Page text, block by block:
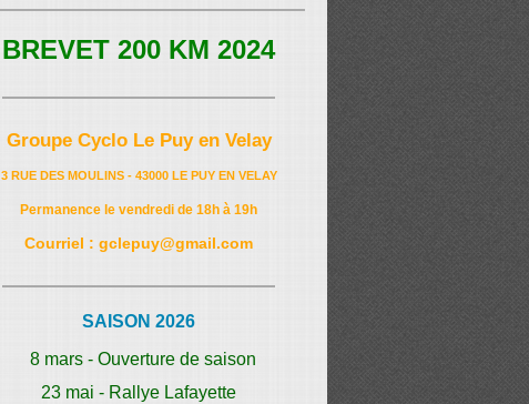
BREVET 200 KM 2024
Groupe Cyclo Le Puy en Velay
3 RUE DES MOULINS - 43000 LE PUY EN VELAY
Permanence le vendredi de 18h à 19h
Courriel : gclepuy@gmail.com
SAISON 2026
8 mars - Ouverture de saison
23 mai - Rallye Lafayette